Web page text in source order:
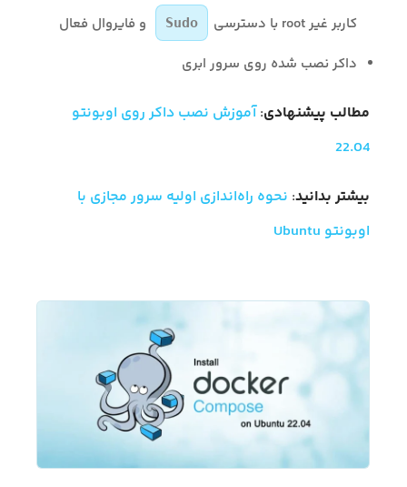
کاربر غیر root با دسترسی
Sudo
و فایروال فعال
داکر نصب شده روی سرور ابری
مطالب پیشنهادی:آموزش نصب داکر روی اوبونتو
22.04
بیشتر بدانید: نحوه راه‌اندازی اولیه سرور مجازی با
اوبونتو Ubuntu